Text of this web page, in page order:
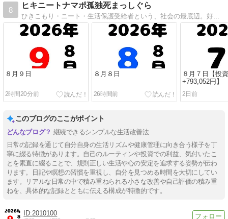
8
ヒキニートナマポ孤独死まっしぐら
ひきこもり・ニート・生活保護受給者という、社会の最底辺。好きなことは、自然、アメドラ、洋楽読書、資格勉強、家事、スポーツ全般、電子工作、IT係、ブログ。
８月９日
2時間20分前
８月８日
26時間前
８月７日【投
+793,052円】
2日前
このブログのここがポイント
継続できるシンプルな生活改善法
日常の記録を通じて自分自身の生活リズムや健康管理に向き合う様子を丁
寧に綴る特徴があります。自己のルーティンや投資での利益、気付いたこ
とを素直に綴ることで、規則正しい生活や心の安定を追求する姿勢が伝わ
ります。日記や瞑想の習慣を重視し、自分を見つめる時間を大切にしてい
ます。リアルな日常の中で積み重ねられる小さな改善や自己評価の積み重
ねを、具体的な記録とともに伝える構成が特徴的です。
2010100